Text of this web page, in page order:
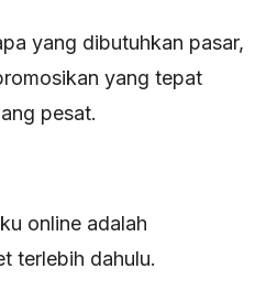
yang dibutuhkan pasar,
yang tepat
pesat.
online adalah
terlebih dahulu.